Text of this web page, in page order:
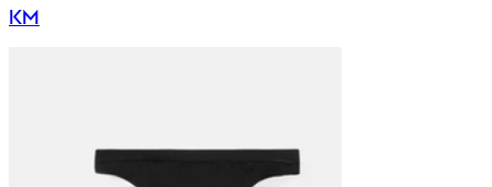
KM